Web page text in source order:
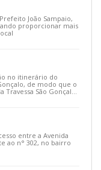
João Sampaio,
proporcionar mais
no itinerário do
de modo que o
Travessa São Gonçalo
entre a Avenida
ao n° 302, no bairro